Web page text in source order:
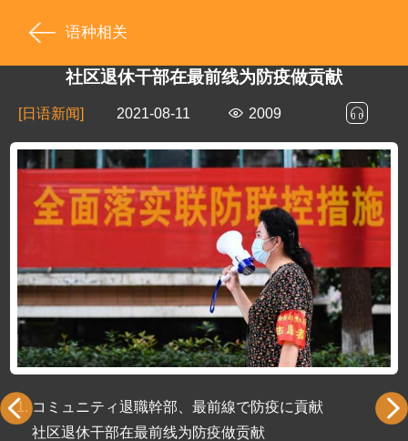
语种相关
社区退休干部在最前线为防疫做贡献
[日语新闻] 2021-08-11 2009
1. コミュニティ退職幹部、最前線で防疫に貢献
社区退休干部在最前线为防疫做贡献